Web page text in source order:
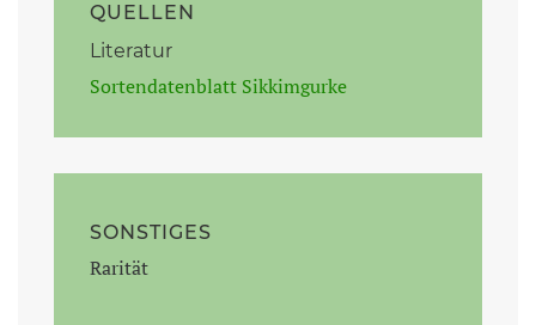
QUELLEN
Literatur
Sortendatenblatt Sikkimgurke
SONSTIGES
Rarität